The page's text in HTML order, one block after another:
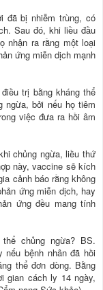
đã bị nhiễm trùng, có
Sau đó, khi liều đầu
nhận ra rằng một loại
ứng miễn dịch mạnh
trị bằng kháng thể
ngừa, bởi nếu họ tiêm
việc đưa ra hồi âm
chủng ngừa, liều thứ
này, vaccine sẽ kích
cảnh báo rằng không
ứng miễn dịch, hay
ứng đều mang tính
chủng ngừa? BS.
nếu bệnh nhân đã hồi
thể đơn dòng. Bằng
gian cách ly 14 ngày,